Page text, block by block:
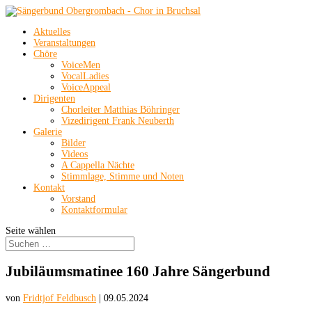
Aktuelles
Veranstaltungen
Chöre
VoiceMen
VocalLadies
VoiceAppeal
Dirigenten
Chorleiter Matthias Böhringer
Vizedirigent Frank Neuberth
Galerie
Bilder
Videos
A Cappella Nächte
Stimmlage, Stimme und Noten
Kontakt
Vorstand
Kontaktformular
Seite wählen
Jubiläumsmatinee 160 Jahre Sängerbund
von Fridtjof Feldbusch 09.05.2024